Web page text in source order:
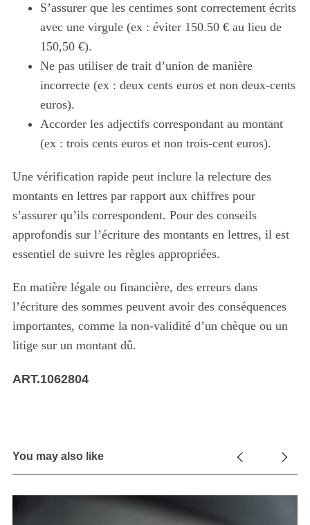
S’assurer que les centimes sont correctement écrits
avec une virgule (ex : éviter 150.50 € au lieu de
150,50 €).
Ne pas utiliser de trait d’union de manière
incorrecte (ex : deux cents euros et non deux-cents
euros).
Accorder les adjectifs correspondant au montant
(ex : trois cents euros et non trois-cent euros).
Une vérification rapide peut inclure la relecture des
montants en lettres par rapport aux chiffres pour
s’assurer qu’ils correspondent. Pour des conseils
approfondis sur l’écriture des montants en lettres, il est
essentiel de suivre les règles appropriées.
En matière légale ou financière, des erreurs dans
l’écriture des sommes peuvent avoir des conséquences
importantes, comme la non-validité d’un chèque ou un
litige sur un montant dû.
ART.1062804
You may also like
S
e
r
f
o
: